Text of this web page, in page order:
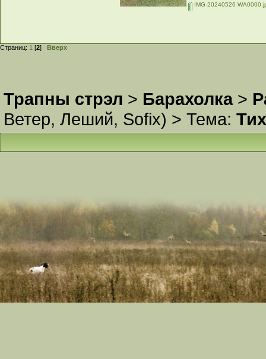
IMG-20240526-
Страниц: 1 [2] Вверх
Трапны стрэл > Барахолка>
Ветер, Леший, Sofix) > Тема: